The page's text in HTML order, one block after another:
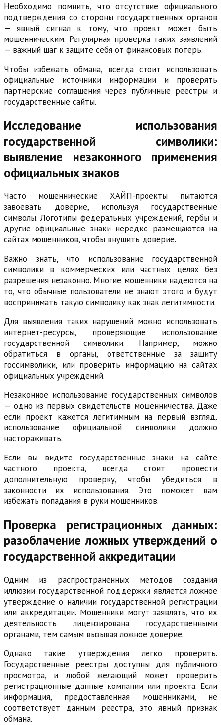
Необходимо помнить, что отсутствие официального
подтверждения со стороны государственных органов
— явный сигнал к тому, что проект может быть
мошенническим. Регулярная проверка таких заявлений
— важный шаг к защите себя от финансовых потерь.
Чтобы избежать обмана, всегда стоит использовать
официальные источники информации и проверять
партнерские соглашения через публичные реестры и
государственные сайты.
Исследование использования
государственной символики:
выявление незаконного применения
официальных знаков
Часто мошеннические ХАЙП-проекты пытаются
завоевать доверие, используя государственные
символы. Логотипы федеральных учреждений, гербы и
другие официальные знаки нередко размещаются на
сайтах мошенников, чтобы внушить доверие.
Важно знать, что использование государственной
символики в коммерческих или частных целях без
разрешения незаконно. Многие мошенники надеются на
то, что обычные пользователи не знают этого и будут
воспринимать такую символику как знак легитимности.
Для выявления таких нарушений можно использовать
интернет-ресурсы, проверяющие использование
государственной символики. Например, можно
обратиться в органы, ответственные за защиту
госсимволики, или проверить информацию на сайтах
официальных учреждений.
Незаконное использование государственных символов
— одно из первых свидетельств мошенничества. Даже
если проект кажется легитимным на первый взгляд,
использование официальной символики должно
настораживать.
Если вы видите государственные знаки на сайте
частного проекта, всегда стоит провести
дополнительную проверку, чтобы убедиться в
законности их использования. Это поможет вам
избежать попадания в руки мошенников.
Проверка регистрационных данных:
разоблачение ложных утверждений о
государственной аккредитации
Одним из распространенных методов создания
иллюзии государственной поддержки является ложное
утверждение о наличии государственной регистрации
или аккредитации. Мошенники могут заявлять, что их
деятельность лицензирована государственными
органами, тем самым вызывая ложное доверие.
Однако такие утверждения легко проверить.
Государственные реестры доступны для публичного
просмотра, и любой желающий может проверить
регистрационные данные компании или проекта. Если
информация, предоставленная мошенниками, не
соответствует данным реестра, это явный признак
обмана.